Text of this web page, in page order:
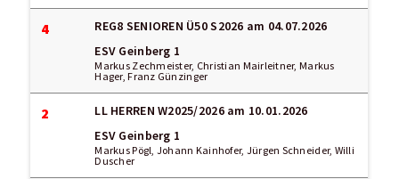
4 REG8 SENIOREN Ü50 S2026 am 04.07.2026
ESV Geinberg 1
Markus Zechmeister, Christian Mairleitner, Markus
Hager, Franz Günzinger
2 LL HERREN W2025/2026am 10.01.2026
ESV Geinberg 1
Markus Pögl, Johann Kainhofer, Jürgen Schneider, Willi
Duscher